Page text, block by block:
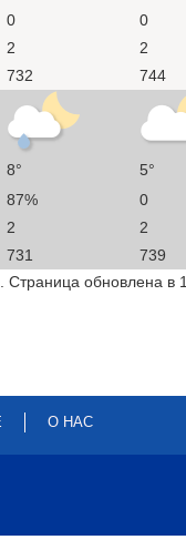
0 0
2 2
732 744
8° 5°
87% 0
2 2
731 739
Страница обновлена в
О НАС